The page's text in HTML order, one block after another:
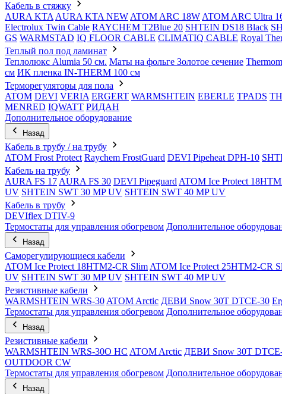
Кабель в стяжку
AURA KTA AURA KTA NEW ATOM ARC 18W ATOM ARC Ultra
Electrolux Twin Cable RAYCHEM T2Blue 20 SHTEIN DS18 Black
GS WARMSTAD IQ FLOOR CABLE CLIMATIQ CABLE Royal
Теплый пол под ламинат
Теплолюкс Alumia 50 см. Маты на фольге Золотое сечение
см ИК пленка IN-THERM 100 см
Терморегуляторы для пола
ATOM DEVI VERIA ERGERT WARMSHTEIN EBERLE TPADS
MENRED IQWATT РИДАН
Дополнительное оборудование
Назад
Кабель в трубу / на трубу
ATOM Frost Protect Raychem FrostGuard DEVI Pipeheat DPH-10
Кабель на трубу
AURA FS 17 AURA FS 30 DEVI Pipeguard ATOM Ice Protect
UV SHTEIN SWT 30 MP UV SHTEIN SWT 40 MP UV
Кабель в трубу
DEVIflex DTIV-9
Термостаты для управления обогревом Дополнительное
Назад
Саморегулирующиеся кабели
ATOM Ice Protect 18HTM2-CR Slim ATOM Ice Protect 25HTM2-CR
UV SHTEIN SWT 30 MP UV SHTEIN SWT 40 MP UV
Резистивные кабели
WARMSHTEIN WRS-30 ATOM Arctic ДЕВИ Snow 30T DTCE-30
Термостаты для управления обогревом Дополнительное
Назад
Резистивные кабели
WARMSHTEIN WRS-30O HC ATOM Arctic ДЕВИ Snow 30T
OUTDOOR CW
Термостаты для управления обогревом Дополнительное
Назад